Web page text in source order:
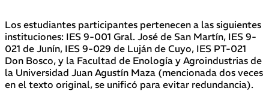
Los estudiantes participantes pertenecen a las siguientes
instituciones: IES 9-001 Gral. José de San Martín, IES 9-
021 de Junín, IES 9-029 de Luján de Cuyo, IES PT-021
Don Bosco, y la Facultad de Enología y Agroindustrias de
la Universidad Juan Agustín Maza (mencionada dos veces
en el texto original, se unificó para evitar redundancia).